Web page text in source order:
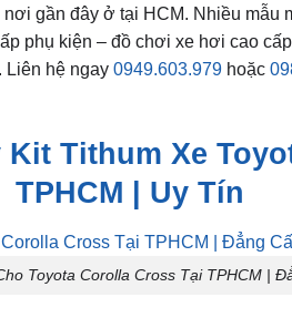
gần đây ở tại HCM. Nhiều mẫu
phụ kiện – đồ chơi xe hơi cao
Liên hệ ngay 0949.603.979hoặc
Kit Tithum Xe
TPHCM | Uy Tín
Toyota Corolla Cross Tại TPHCM |